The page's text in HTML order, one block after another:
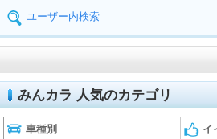
ユーザー内検索
みんカラ 人気のカテゴリ
車種別 イ